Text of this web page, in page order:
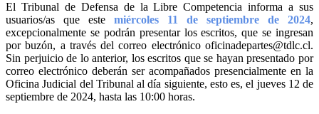
El Tribunal de Defensa de la Libre Competencia informa a sus
usuarios/as que este miércoles 11 de septiembre de 2024,
excepcionalmente se podrán presentar los escritos, que se ingresan
por buzón, a través del correo electrónico oficinadepartes@tdlc.cl.
Sin perjuicio de lo anterior, los escritos que se hayan presentado por
correo electrónico deberán ser acompañados presencialmente en la
Oficina Judicial del Tribunal al día siguiente, esto es, el jueves 12 de
septiembre de 2024, hasta las 10:00 horas.